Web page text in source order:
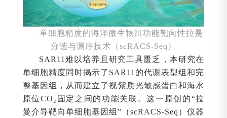
单细胞精度的海洋微生物组功能靶向性拉曼
分选与测序技术（scRACS-Seq）
SAR11难以培养且研究工具匮乏，本研究在
单细胞精度同时揭示了SAR11的代谢表型组和完
整基因组，从而建立了视紫质光敏感蛋白和海水
原位CO₂固定之间的功能关联。这一原创的“拉
曼介导靶向单细胞基因组”（scRACS-Seq）仪器